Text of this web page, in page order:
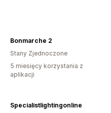
Bonmarche 2
Stany Zjednoczone
5 miesięcy korzystania z
aplikacji
Specialistlightingonline